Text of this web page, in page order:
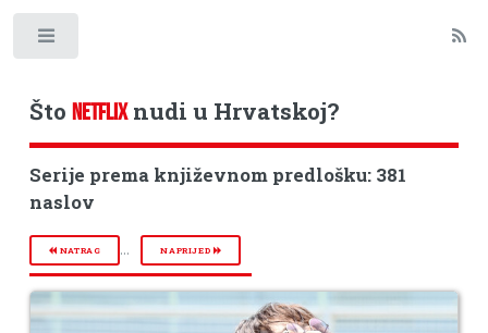
Što NETFLIXnudi u Hrvatskoj?
Serije prema književnom predlošku: 381
naslov
NATRAG ... NAPRIJED